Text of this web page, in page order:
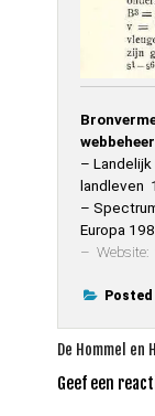
–
landleven
–
Europa
– Website:
Bericht
navigatie
De Hommel en
Geef een